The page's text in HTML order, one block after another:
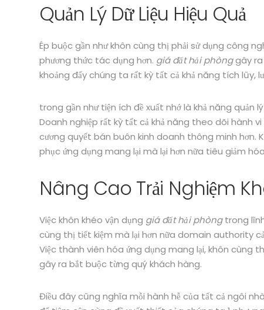
Quản Lý Dữ Liệu Hiệu Quả
Ép buộc gần như khôn cùng thị phải sử dụng công
phương thức tác dụng hơn. giá đất hải phònggây ra
khoảng đấy chúng ta rất kỳ tất cả khả năng tích lũy,
trong gần như tiện ích đề xuất nhớ là khả năng
Doanh nghiệp rất kỳ tất cả khả năng theo dõi hành
cương quyết bán buôn kinh doanh thông minh hơn.
phục ứng dụng mang lại mà lại hơn nữa tiêu giảm
Nâng Cao Trải Nghiệm
Việc khôn khéo vận dụng giá đất hải phòngtrong
cùng thị tiết kiệm mà lại hơn nữa domain authority
Việc thành viên hóa ứng dụng mang lại, khôn cùng
gây ra bắt buộc từng quý khách hàng.
Điều đây cũng nghĩa mỗi hành hễ của tất cả ngôi